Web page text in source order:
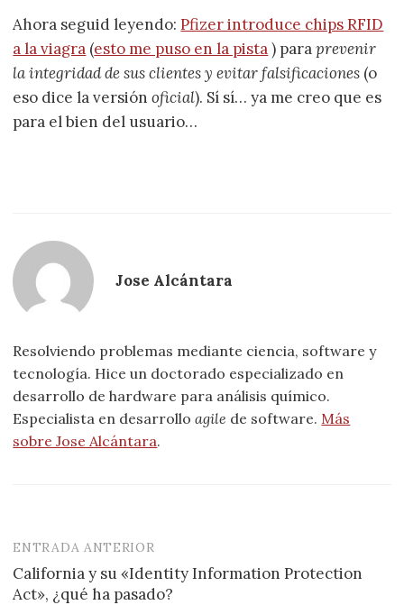
Ahora seguid leyendo:Pfizer introduce chips RFID
a la viagra (esto me puso en la pista) paraprevenir
la integridad de sus clientes y evitar falsificaciones (o
eso dice la versiónoficial). Sí sí… ya me creo que es
para el bien del usuario…
Jose Alcántara
Resolviendo problemas mediante ciencia, software y
tecnología. Hice un doctorado especializado en
desarrollo de hardware para análisis químico.
Especialista en desarrolloagile de software. Más
sobre Jose Alcántara.
Navegación
de
ENTRADA ANTERIOR
California y su «Identity Information Protection
Act», ¿qué ha pasado?